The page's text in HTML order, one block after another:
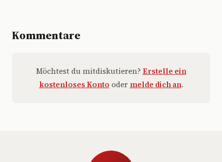
Kommentare
Möchtest du mitdiskutieren? Erstelle ein
kostenloses Konto oder melde dich an.